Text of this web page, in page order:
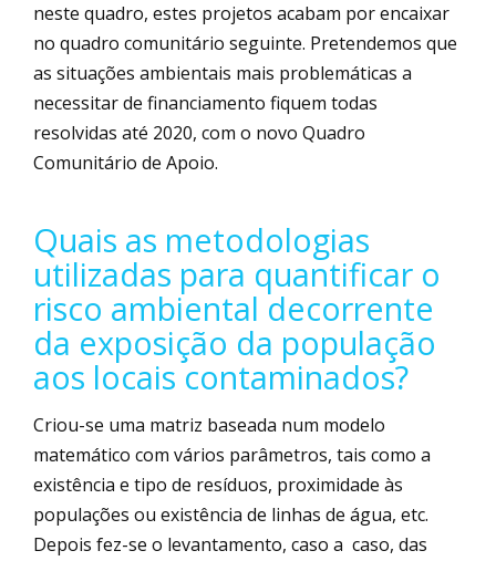
neste quadro, estes projetos acabam por encaixar
no quadro comunitário seguinte. Pretendemos que
as situações ambientais mais problemáticas a
necessitar de financiamento fiquem todas
resolvidas até 2020, com o novo Quadro
Comunitário de Apoio.
Quais as metodologias
utilizadas para quantificar o
risco ambiental decorrente
da exposição da população
aos locais contaminados?
Criou-se uma matriz baseada num modelo
matemático com vários parâmetros, tais como a
existência e tipo de resíduos, proximidade às
populações ou existência de linhas de água, etc.
Depois fez-se o levantamento, caso a caso, das